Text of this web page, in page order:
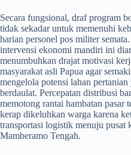
​Secara fungsional, draf program
tidak sekadar untuk memenuhi
harian personel pos militer
intervensi ekonomi mandiri ini
menumbuhkan drajat motivasi
masyarakat asli Papua agar
mengelola potensi lahan
berdaulat. Percepatan distribusi
memotong rantai hambatan pasar
kerap dikeluhkan warga karena
transportasi logistik menuju pusat
Mamberamo Tengah.